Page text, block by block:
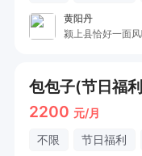
黄阳丹
颍上县恰好一面
包包子(节日福
2200 元/月
不限 节日福利